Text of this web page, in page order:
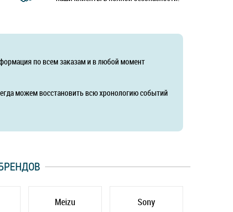
по всем заказам и в любой момент
можем восстановить всю хронологию событий
Meizu Sony